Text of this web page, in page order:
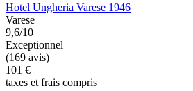
Hotel Ungheria Varese 1946
Varese
9,6/10
Exceptionnel
(169 avis)
101 €
taxes et frais compris